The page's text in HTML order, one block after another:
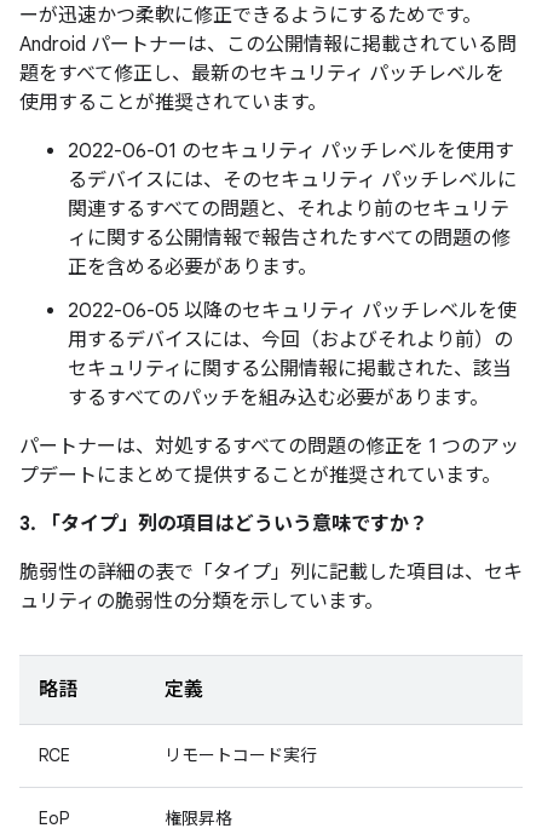
ーが迅速かつ柔軟に修正できるようにするためです。
Android パートナーは、この公開情報に掲載されている問
題をすべて修正し、最新のセキュリティ パッチレベルを
使用することが推奨されています。
2022-06-01 のセキュリティ パッチレベルを使用す
るデバイスには、そのセキュリティ パッチレベルに
関連するすべての問題と、それより前のセキュリテ
ィに関する公開情報で報告されたすべての問題の修
正を含める必要があります。
2022-06-05 以降のセキュリティ パッチレベルを使
用するデバイスには、今回（およびそれより前）の
セキュリティに関する公開情報に掲載された、該当
するすべてのパッチを組み込む必要があります。
パートナーは、対処するすべての問題の修正を 1 つのアッ
プデートにまとめて提供することが推奨されています。
3. 「タイプ」 列の項目はどういう意味ですか？
脆弱性の詳細の表で「タイプ」 列に記載した項目は、セキ
ュリティの脆弱性の分類を示しています。
略語 定義
RCE リモートコード実行
EoP 権限昇格